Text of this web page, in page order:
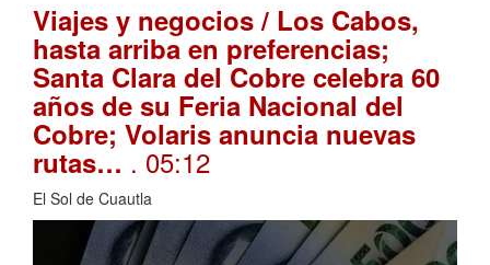
Viajes y negocios / Los Cabos,
hasta arriba en preferencias;
Santa Clara del Cobre celebra 60
años de su Feria Nacional del
Cobre; Volaris anuncia nuevas
rutas… . 05:12
El Sol de Cuautla